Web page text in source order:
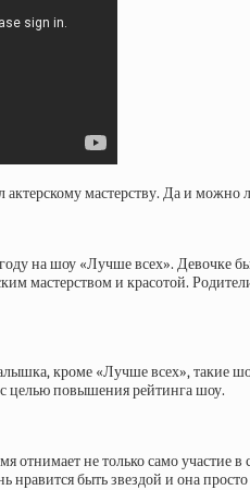
мастерству. Да и
на шоу «Лучше всех». Девочке
мастерством и красотой.
кроме «Лучше всех», такие
целью повышения рейтинга шоу.
не только само участие
нравится быть звездой и она